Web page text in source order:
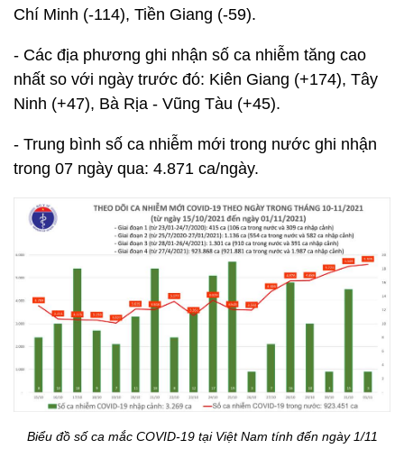
Chí Minh (-114), Tiền Giang (-59).
- Các địa phương ghi nhận số ca nhiễm tăng cao
nhất so với ngày trước đó: Kiên Giang (+174), Tây
Ninh (+47), Bà Rịa - Vũng Tàu (+45).
- Trung bình số ca nhiễm mới trong nước ghi nhận
trong 07 ngày qua: 4.871 ca/ngày.
Biểu đồ số ca mắc COVID-19 tại Việt Nam tính đến ngày 1/11